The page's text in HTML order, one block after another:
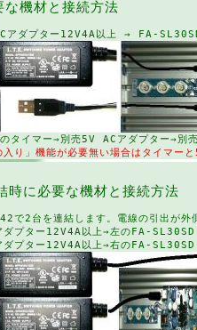
機材と接続方法
アダプター12V4A以上 → FA-
タイマー→ 別売5V ACアダプター→ 別
り」機能が必要無い場合はタイマー
に必要な機材と接続方法
で2台を連結します。電線の引出が外
ダプター12V4A以上→左のFA-
ダプター12V4A以上→右のFA-